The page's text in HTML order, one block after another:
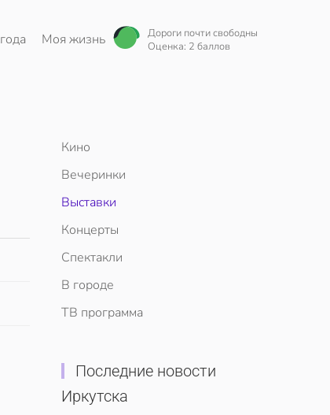
Моя жизнь
Дороги почти свободны
Оценка: 2 баллов
Кино
Вечеринки
Выставки
Концерты
Спектакли
В городе
ТВ программа
Последние новости
Иркутска